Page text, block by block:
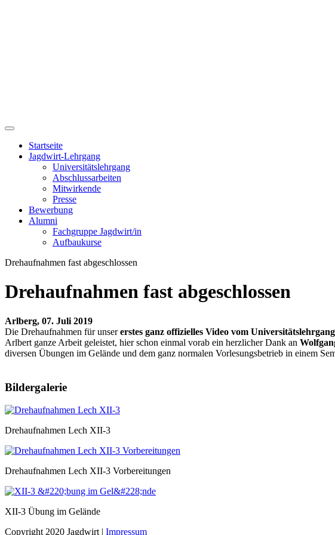
Startseite
Jagdwirt-Lehrgang
Universitätslehrgang
Abschlussarbeiten
Mitwirkende
Presse
Bewerbung
Alumni
Fachgruppe Jagdwirt/in
Aufbaukurse
Drehaufnahmen fast abgeschlossen
Drehaufnahmen fast abgeschlossen
Arlberg, 07. Juli 2019
Die Drehaufnahmen für unsererstes ganz offizielles Video vom
Arlbert ganze Arbeit geleistet, hier schon einmal vorab ein herzlicher Dank an
diversen Übungen im Gelände und dem ganz normalen Vorlesungsbetrieb in einem
Bildergalerie
Drehaufnahmen Lech XII-3
Drehaufnahmen Lech XII-3 Vorbereitungen
XII-3 Übung im Gelände
Copyright 2020 Jagdwirt | Impressum